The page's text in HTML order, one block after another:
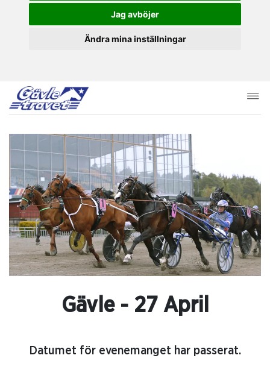
Jag avböjer
Ändra mina inställningar
Gävle - 27 April
Datumet för evenemanget har passerat.